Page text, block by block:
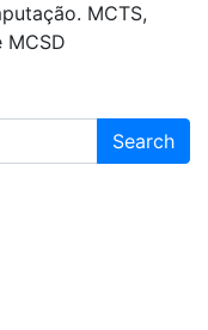
MCTS,
MCSD
Search